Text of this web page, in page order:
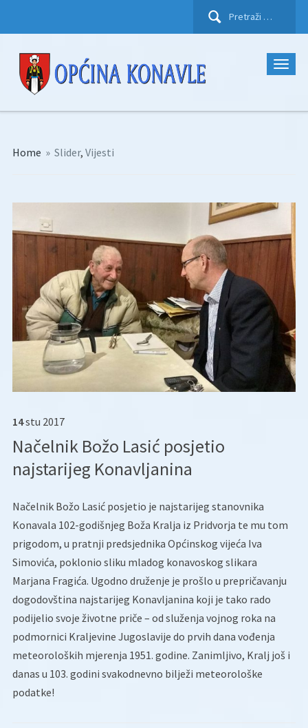
Pretraži:
Home » Slider, Vijesti
14stu 2017
Načelnik Božo Lasić posjetio
najstarijeg Konavljanina
Načelnik Božo Lasić posjetio je najstarijeg stanovnika
Konavala 102-godišnjeg Boža Kralja iz Pridvorja te mu tom
prigodom, u pratnji predsjednika Općinskog vijeća Iva
Simovića, poklonio sliku mladog konavoskog slikara
Marjana Fragića. Ugodno druženje je prošlo u prepričavanju
dogodovština najstarijeg Konavljanina koji je tako rado
podijelio svoje životne priče – od služenja vojnog roka na
podmornici Kraljevine Jugoslavije do prvih dana vođenja
meteoroloških mjerenja 1951. godine. Zanimljivo, Kralj još i
danas u 103. godini svakodnevno bilježi meteorološke
podatke!